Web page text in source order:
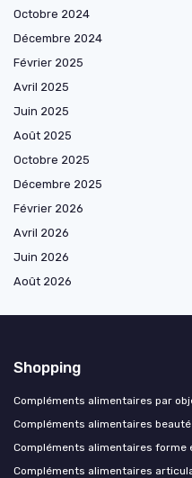
Octobre 2024
Décembre 2024
Février 2025
Avril 2025
Juin 2025
Août 2025
Octobre 2025
Décembre 2025
Février 2026
Avril 2026
Juin 2026
Août 2026
Shopping
Compléments alimentaires par
Compléments alimentaires beauté
Compléments alimentaires forme
Compléments alimentaires